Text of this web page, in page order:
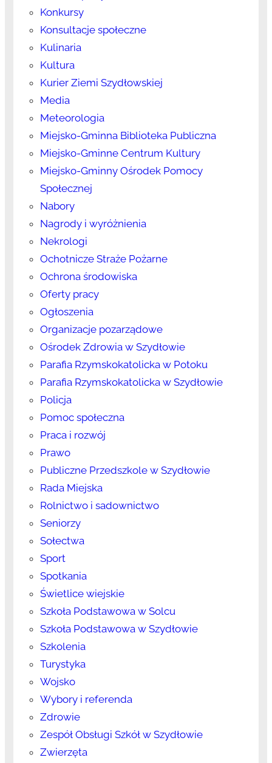
Konkursy
Konsultacje społeczne
Kulinaria
Kultura
Kurier Ziemi Szydłowskiej
Media
Meteorologia
Miejsko-Gminna Biblioteka Publiczna
Miejsko-Gminne Centrum Kultury
Miejsko-Gminny Ośrodek Pomocy
Społecznej
Nabory
Nagrody i wyróżnienia
Nekrologi
Ochotnicze Straże Pożarne
Ochrona środowiska
Oferty pracy
Ogłoszenia
Organizacje pozarządowe
Ośrodek Zdrowia w Szydłowie
Parafia Rzymskokatolicka w Potoku
Parafia Rzymskokatolicka w Szydłowie
Policja
Pomoc społeczna
Praca i rozwój
Prawo
Publiczne Przedszkole w Szydłowie
Rada Miejska
Rolnictwo i sadownictwo
Seniorzy
Sołectwa
Sport
Spotkania
Świetlice wiejskie
Szkoła Podstawowa w Solcu
Szkoła Podstawowa w Szydłowie
Szkolenia
Turystyka
Wojsko
Wybory i referenda
Zdrowie
Zespół Obsługi Szkół w Szydłowie
Zwierzęta